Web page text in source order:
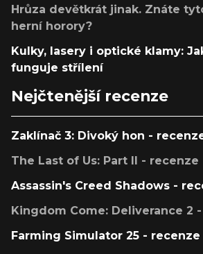
Hrůza devětkrát jinak. Znáte
herní horory?
Kulky, lasery i optické klamy:
funguje střílení
Nejčtenější recenze
Zaklínač 3: Divoký hon -
The Last of Us: Part II - recenze
Assassin's Creed Shadows -
Kingdom Come: Deliverance 2
Farming Simulator 25 - recenze